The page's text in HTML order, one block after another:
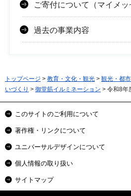
ご寄付について（マイメッ
過去の事業内容
トップページ > 教育・文化・観光 > 観光・都
いづくり > 御堂筋イルミネーション > 令和8年
このサイトのご利用について
著作権・リンクについて
ユニバーサルデザインについて
個人情報の取り扱い
サイトマップ